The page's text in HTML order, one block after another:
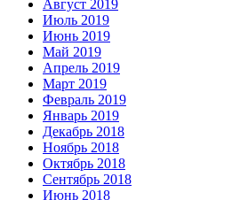
Август 2019
Июль 2019
Июнь 2019
Май 2019
Апрель 2019
Март 2019
Февраль 2019
Январь 2019
Декабрь 2018
Ноябрь 2018
Октябрь 2018
Сентябрь 2018
Июнь 2018